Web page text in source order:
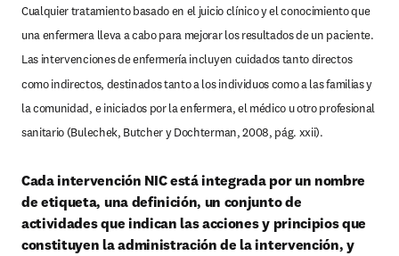
Cualquier tratamiento basado en el juicio clínico y el conocimiento que
una enfermera lleva a cabo para mejorar los resultados de un paciente.
Las intervenciones de enfermería incluyen cuidados tanto directos
como indirectos, destinados tanto a los individuos como a las familias y
la comunidad, e iniciados por la enfermera, el médico u otro profesional
sanitario (Bulechek, Butcher y Dochterman, 2008, pág. xxii).
Cada intervención NIC está integrada por un nombre
de etiqueta, una definición, un conjunto de
actividades que indican las acciones y principios que
constituyen la administración de la intervención, y